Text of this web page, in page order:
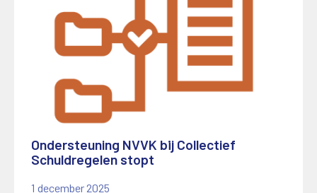
Ondersteuning NVVK bij Collectief
Schuldregelen stopt
1 december 2025